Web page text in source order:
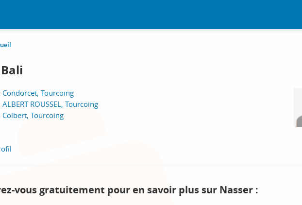
Condorcet, Tourcoing
ALBERT ROUSSEL, Tourcoing
Colbert, Tourcoing
vous gratuitement pour en savoir plus sur Nasser :